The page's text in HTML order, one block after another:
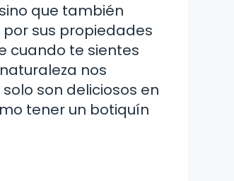
que también
sus propiedades
cuando te sientes
nos
son deliciosos en
tener un botiquín